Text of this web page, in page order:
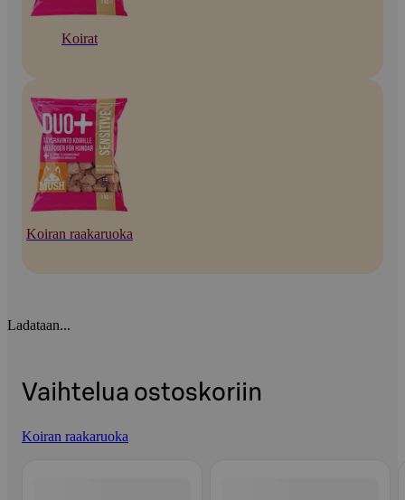
Koirat
Koiran raakaruoka
Ladataan...
Vaihtelua ostoskoriin
Koiran raakaruoka